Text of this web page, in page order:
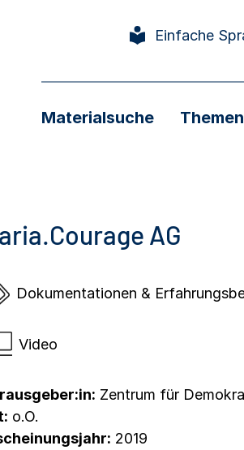
Einfache
Materialsuche Themen
AG
Dokumentationen &
Video
Zentrum für
o.O.
2019